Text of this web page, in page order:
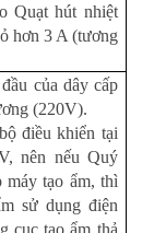
Quạt hút nhiệt
hơn 3 A (tương
của dây cấp
(220V).
điều khiển tại
nên nếu Quý
máy tạo ẩm, thì
sử dụng điện
cục tạo ẩm thả